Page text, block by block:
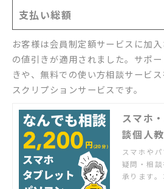
支払い総額
お客様は会員制定額サービスに加
の値引きが適用されました。サポ
きや、無料での使い方相談サービ
スクリプションサービスです。
スマホ
談個人
タルド
スマホや
疑問・相
承ります